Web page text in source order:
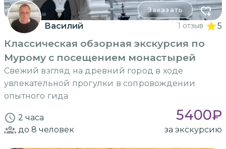
Заказать
Василий 1 отзыв 5
Классическая обзорная экскурсия по
Мурому с посещением монастырей
Свежий взгляд на древний город в ходе
увлекательной прогулки в сопровождении
опытного гида
2 часа 5400₽
до 8 человек за экскурсию